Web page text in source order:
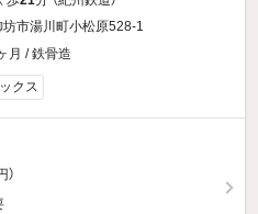
市湯川町小松原528-1
月 / 鉄骨造
クス